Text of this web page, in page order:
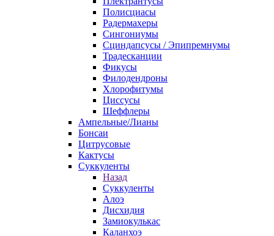
Полисциасы
Радермахеры
Сингониумы
Сциндапсусы / Эпипремнумы
Традесканции
Фикусы
Филодендроны
Хлорофитумы
Циссусы
Шеффлеры
Ампельные/Лианы
Бонсаи
Цитрусовые
Кактусы
Суккуленты
Назад
Суккуленты
Алоэ
Дисхидия
Замиокулькас
Каланхоэ